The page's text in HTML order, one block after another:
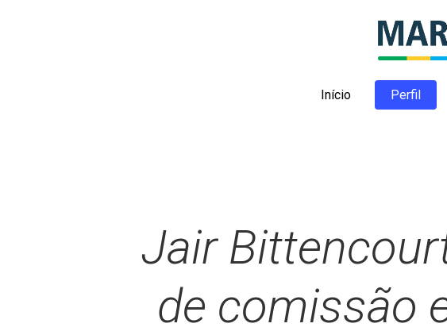
Início Perfil
Jair
de comissão